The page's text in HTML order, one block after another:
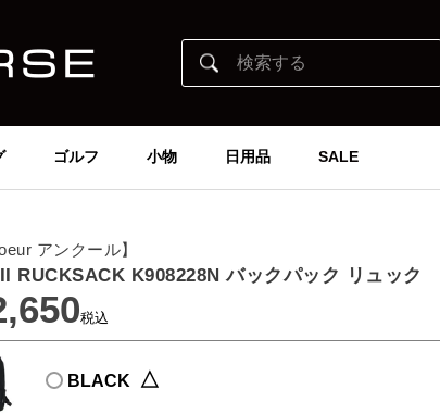
ゴルフ 小物 日用品 SALE
アンクール】
RUCKSACK K908228N バックパック リュック
税込
BLACK △